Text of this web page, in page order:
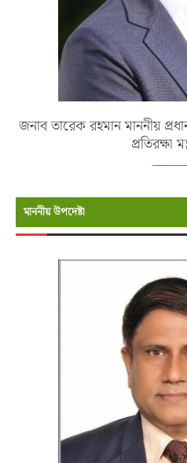
জনাব তারেক রহমান মাননীয়
প্রতিরক্ষা
মাননীয় উপদেষ্টা